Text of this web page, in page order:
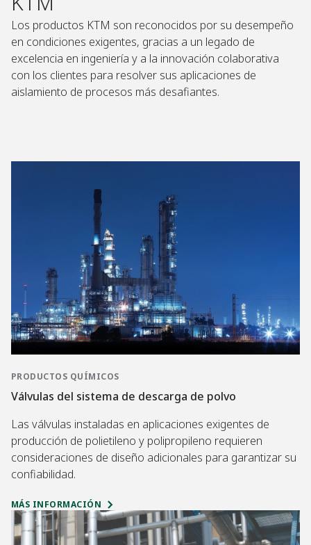
Los productos KTM son reconocidos por su desempeño
en condiciones exigentes, gracias a un legado de
excelencia en ingeniería y a la innovación colaborativa
con los clientes para resolver sus aplicaciones de
aislamiento de procesos más desafiantes.
PRODUCTOS QUÍMICOS
Válvulas del sistema de descarga de polvo
Las válvulas instaladas en aplicaciones exigentes de
producción de polietileno y polipropileno requieren
consideraciones de diseño adicionales para garantizar su
confiabilidad.
MÁS INFORMACIÓN